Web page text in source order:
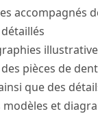
accompagnés
pièces de
que des
et